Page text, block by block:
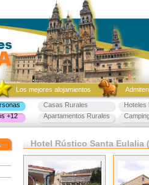
Los mejores alojamientos
Casas Rurales Hoteles
+12 Apartamentos Rurales
Hotel Rústico Santa Eulalia